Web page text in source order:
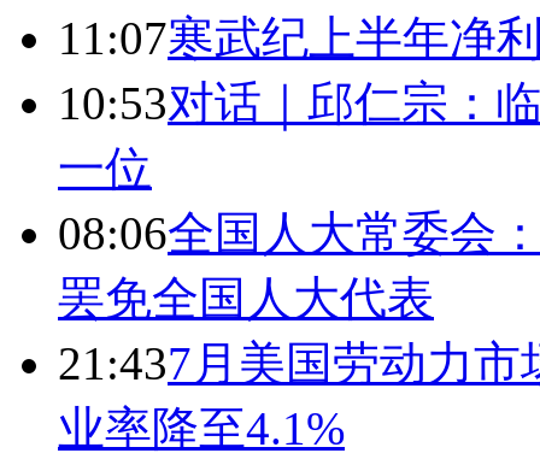
11:07寒武纪上半年净
10:53对话｜邱仁宗：
一位
08:06全国人大常委会
罢免全国人大代表
21:437月美国劳动力市
业率降至4.1%